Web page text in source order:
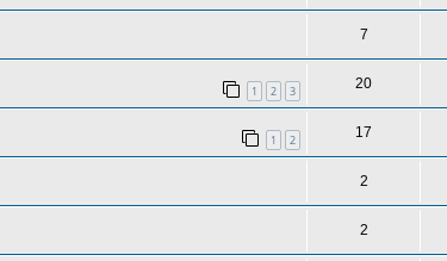
7
1 2 3
20
1 2
17
2
2